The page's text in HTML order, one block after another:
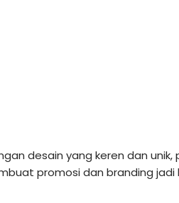
desain yang keren dan unik,
promosi dan branding jadi